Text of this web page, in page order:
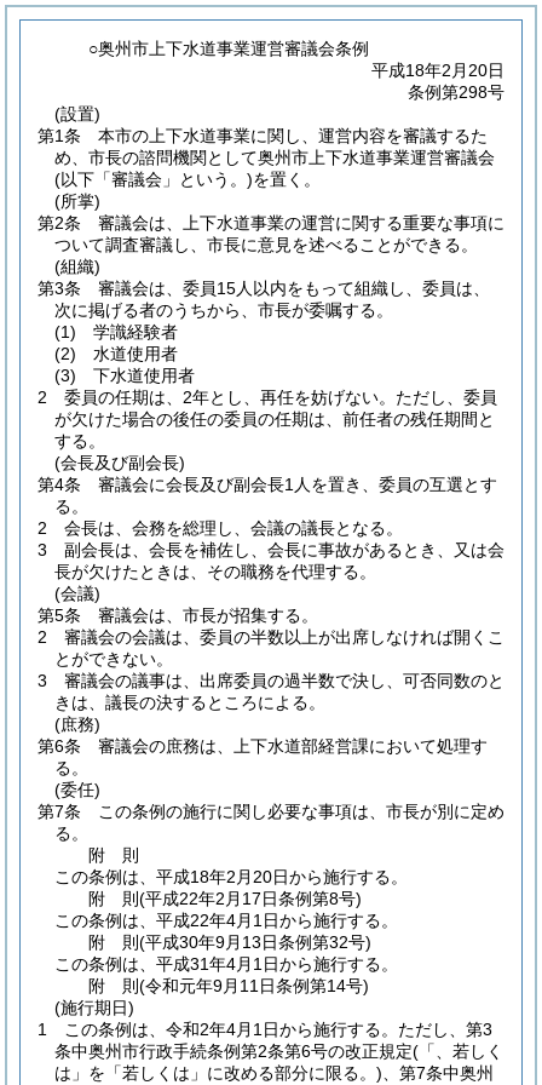
○奥州市上下水道事業運営審議会条例
平成18年2月20日
条例第298号
(設置)
第1条
本市の上下水道事業に関し、運営内容を審議するた
め、市長の諮問機関として奥州市上下水道事業運営審議会
(以下「審議会」という。)を置く。
(所掌)
第2条
審議会は、上下水道事業の運営に関する重要な事項に
ついて調査審議し、市長に意見を述べることができる。
(組織)
第3条
審議会は、委員15人以内をもって組織し、委員は、
次に掲げる者のうちから、市長が委嘱する。
(1)
学識経験者
(2)
水道使用者
(3)
下水道使用者
2
委員の任期は、2年とし、再任を妨げない。 ただし、委員
が欠けた場合の後任の委員の任期は、前任者の残任期間と
する。
(会長及び副会長)
第4条
審議会に会長及び副会長1人を置き、委員の互選とす
る。
2
会長は、会務を総理し、会議の議長となる。
3
副会長は、会長を補佐し、会長に事故があるとき、又は会
長が欠けたときは、その職務を代理する。
(会議)
第5条
審議会は、市長が招集する。
2
審議会の会議は、委員の半数以上が出席しなければ開くこ
とができない。
3
審議会の議事は、出席委員の過半数で決し、可否同数のと
きは、議長の決するところによる。
(庶務)
第6条
審議会の庶務は、上下水道部経営課において処理す
る。
(委任)
第7条
この条例の施行に関し必要な事項は、市長が別に定め
る。
附 則
この条例は、平成18年2月20日から施行する。
附 則(平成22年2月17日条例第8号)
この条例は、平成22年4月1日から施行する。
附 則(平成30年9月13日条例第32号)
この条例は、平成31年4月1日から施行する。
附 則(令和元年9月11日条例第14号)
(施行期日)
1
この条例は、令和2年4月1日から施行する。 ただし、第3
条中奥州市行政手続条例第2条第6号の改正規定(「、若しく
は」を「若しくは」に改める部分に限る。) 、第7条中奥州